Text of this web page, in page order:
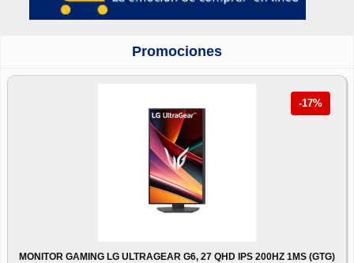
Promociones
-17%
MONITOR GAMING LG ULTRAGEAR G6, 27 QHD IPS 200HZ 1MS (GTG)